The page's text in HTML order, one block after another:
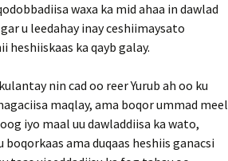
waxa ka mid ahaa in dawlad
u leedahay inay ceshiimaysato
heshiiskaas ka qayb galay.
nin cad oo reer Yurub ah oo ku
maqlay, ama boqor ummad meel
iyo maal uu dawladdiisa ka wato,
ama duqaas heshiis ganacsi